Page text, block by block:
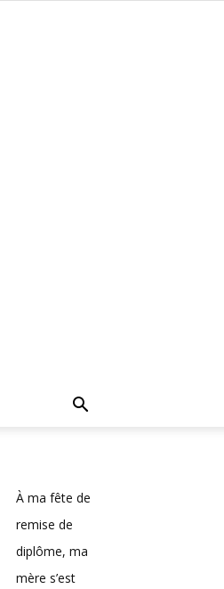
À ma fête de
remise de
diplôme, ma
mère s’est